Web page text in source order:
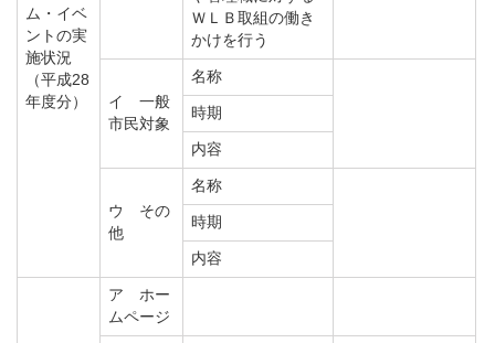
ム・イベ
ントの実
施状況
（平成28
年度分）
ＷＬＢ取組の働き
かけを行う
イ 一般
市民対象
名称
時期
内容
ウ その
他
名称
時期
内容
ア ホー
ムページ